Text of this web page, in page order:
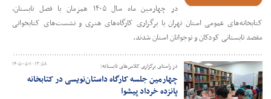
در چهارمین ماه سال ۱۴۰۵ همزمان با فصل تابستان،
کتابخانه‌های عمومی استان تهران با برگزاری کارگاه‌های هنری و نشست‌های کتابخوانی
مقصد تابستانی کودکان و نوجوانان استان شدند.
۱۴۰۵-۰۵-۱۰ ۱۳:۵۸ در راستای برگزاری کلاس‌های تابستانه؛
چهارمین جلسه کارگاه داستان‌نویسی در کتابخانه
پانزده خرداد پیشوا